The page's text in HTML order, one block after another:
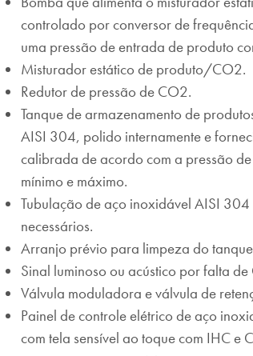
controlado por conversor de
uma pressão de entrada de produto
Misturador estático de produto/CO2.
Redutor de pressão de CO2.
Tanque de armazenamento de
AISI 304, polido internamente e
calibrada de acordo com a pressão
mínimo e máximo.
Tubulação de aço inoxidável AISI 304
necessários.
Arranjo prévio para limpeza do
Sinal luminoso ou acústico por falta
Válvula moduladora e válvula de
Painel de controle elétrico de aço
com tela sensível ao toque com IHC e